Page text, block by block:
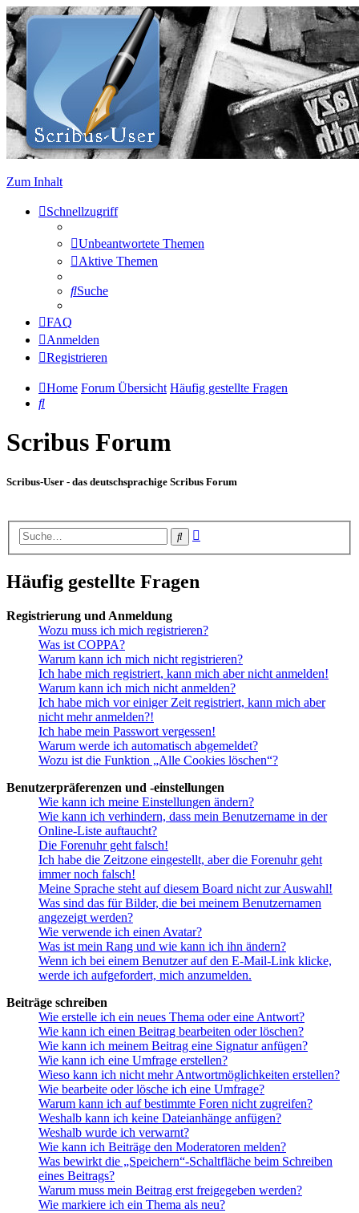
Zum Inhalt
Schnellzugriff
Unbeantwortete Themen
Aktive Themen
Suche
FAQ
Anmelden
Registrieren
Home Forum Übersicht Häufig gestellte Fragen
Suche
Scribus Forum
Scribus-User - das deutschsprachige Scribus Forum
Suche
Häufig gestellte Fragen
Registrierung und Anmeldung
Wozu muss ich mich registrieren?
Was ist COPPA?
Warum kann ich mich nicht registrieren?
Ich habe mich registriert, kann mich aber nicht anmelden!
Warum kann ich mich nicht anmelden?
Ich habe mich vor einiger Zeit registriert, kann mich aber
nicht mehr anmelden?!
Ich habe mein Passwort vergessen!
Warum werde ich automatisch abgemeldet?
Wozu ist die Funktion „Alle Cookies löschen“?
Benutzerpräferenzen und -einstellungen
Wie kann ich meine Einstellungen ändern?
Wie kann ich verhindern, dass mein Benutzername in der
Online-Liste auftaucht?
Die Forenuhr geht falsch!
Ich habe die Zeitzone eingestellt, aber die Forenuhr geht
immer noch falsch!
Meine Sprache steht auf diesem Board nicht zur Auswahl!
Was sind das für Bilder, die bei meinem Benutzernamen
angezeigt werden?
Wie verwende ich einen Avatar?
Was ist mein Rang und wie kann ich ihn ändern?
Wenn ich bei einem Benutzer auf den E-Mail-Link klicke,
werde ich aufgefordert, mich anzumelden.
Beiträge schreiben
Wie erstelle ich ein neues Thema oder eine Antwort?
Wie kann ich einen Beitrag bearbeiten oder löschen?
Wie kann ich meinem Beitrag eine Signatur anfügen?
Wie kann ich eine Umfrage erstellen?
Wieso kann ich nicht mehr Antwortmöglichkeiten erstellen?
Wie bearbeite oder lösche ich eine Umfrage?
Warum kann ich auf bestimmte Foren nicht zugreifen?
Weshalb kann ich keine Dateianhänge anfügen?
Weshalb wurde ich verwarnt?
Wie kann ich Beiträge den Moderatoren melden?
Was bewirkt die „Speichern“-Schaltfläche beim Schreiben
eines Beitrags?
Warum muss mein Beitrag erst freigegeben werden?
Wie markiere ich ein Thema als neu?